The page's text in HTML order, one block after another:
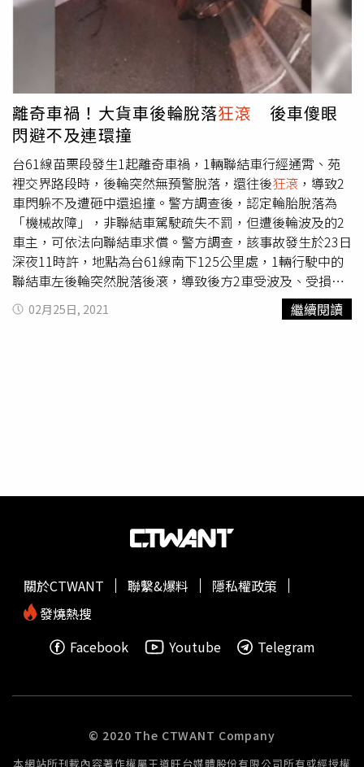
離奇車禍！大貨車後輪脫落狂滾 後車傻眼
閃避不及連環撞
台61線苗栗段發生1起離奇車禍，1輛聯結車行經通霄、苑
裡交界路段時，後輪突然無預警脫落，還往後狂滾 ，導致2
車閃躲不及遭砸中還追撞。警方調查後，認定輪胎脫落為
「機械故障」，非聯結車駕駛疏失不罰，但遭後輪波及的2
車主，可依法向聯結車求償。警方調查，該事故發生於23日
深夜11時許，地點為台61線南下125公里處，1輛行駛中的
聯結車左後輪突然脫落後滾，導致後方2車受波及、受損，
所幸無人受傷，聯結車也因突然少了1輪，當場「拋錨」。
警方到場後，聯結車駕駛表示，可能是因車子輾到硬物，導
02月25日, 2021 繼續閱讀
關於CTWANT 聯繫&爆料
隱私權政策
發燒熱搜
Facebook
Youtube Telegram
© 2020 The CTWANT Company
本網站所刊載內容著作權屬王道旺台媒體股份有限公司所有或經授權